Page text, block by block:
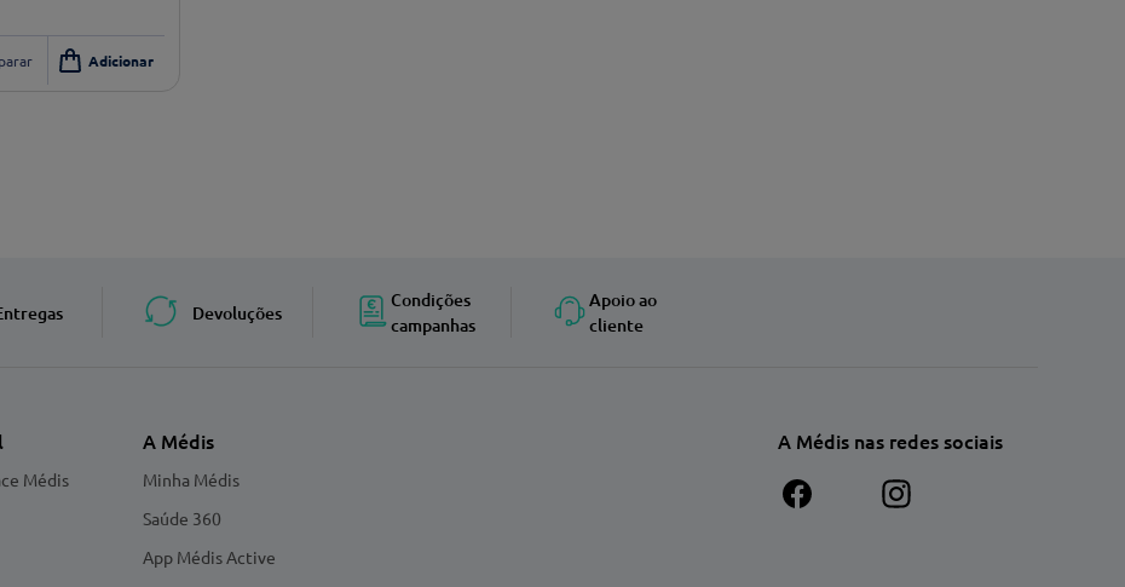
Devoluções
Condições
campanhas
Apoio ao
cliente
Médis
A Médis
Minha Médis
Saúde 360
App Médis Active
A Médis nas redes sociais